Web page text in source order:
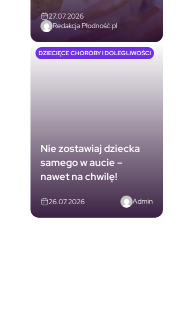
27.07.2026
Redakcja Płodność.pl
Nie zostawiaj dziecka
samego w aucie –
nawet na chwilę!
26.07.2026 Admin
DZIECIĘCE CHOROBY I DOLEGLIWOŚCI